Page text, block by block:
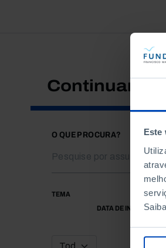
Este
Continuar a
O QUE PROCURA?
TEMA
DATA DE INÍCIO